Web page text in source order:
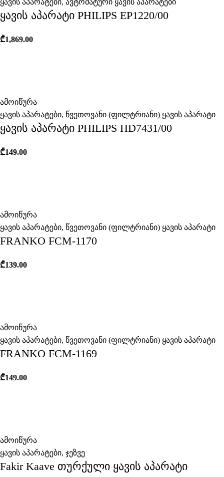
ყავის აპარატი PHILIPS EP1220/00
₾1,869.00
ამოიწურა
ყავის აპარატები, წვეთოვანი (ფილტრიანი) ყავის აპარატი
ყავის აპარატი PHILIPS HD7431/00
₾149.00
ამოიწურა
ყავის აპარატები, წვეთოვანი (ფილტრიანი) ყავის აპარატი
FRANKO FCM-1170
₾139.00
ამოიწურა
ყავის აპარატები, წვეთოვანი (ფილტრიანი) ყავის აპარატი
FRANKO FCM-1169
₾149.00
ამოიწურა
ყავის აპარატები, ჯეზვე
Fakir Kaave თურქული ყავის აპარატი